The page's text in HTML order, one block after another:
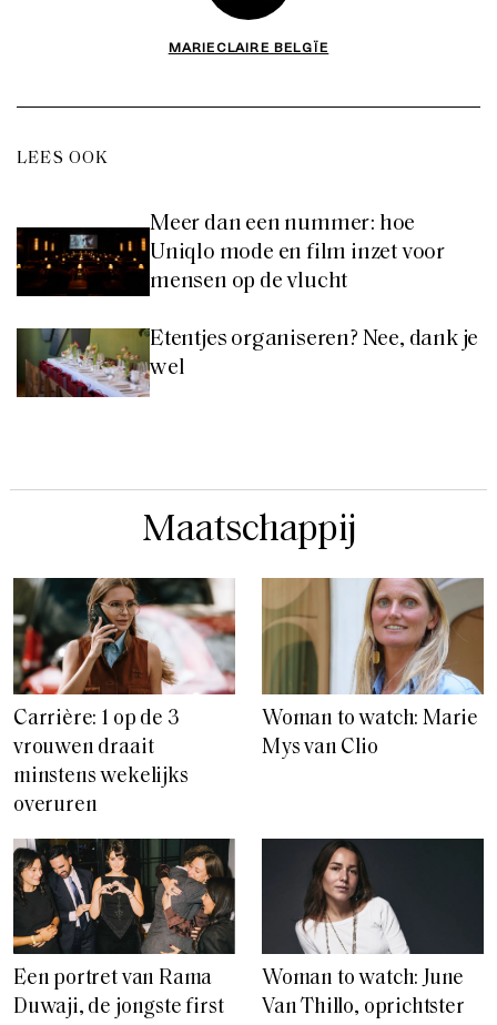
MARIECLAIRE BELGÏE
LEES OOK
Meer dan een nummer: hoe
Uniqlo mode en film inzet voor
mensen op de vlucht
Etentjes organiseren? Nee, dank je
wel
Maatschappij
Carrière: 1 op de 3
vrouwen draait
minstens wekelijks
overuren
Woman to watch: Marie
Mys van Clio
Een portret van Rama
Duwaji, de jongste first
Woman to watch: June
Van Thillo, oprichtster